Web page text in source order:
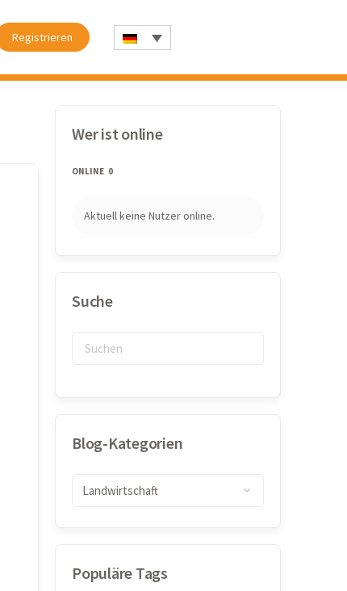
Registrieren
Wer ist online
ONLINE 0
Aktuell keine Nutzer online.
Suche
Blog-Kategorien
Populäre Tags